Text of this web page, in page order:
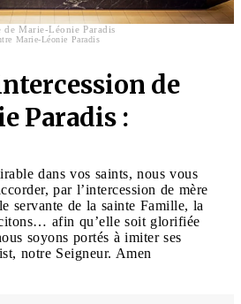
de Marie-Léonie Paradis
Marie-Léonie Paradis
de
Paradis :
dans vos saints, nous vous
par l’intercession de mère
servante de la sainte Famille, la
afin qu’elle soit glorifiée
soyons portés à imiter ses
notre Seigneur. Amen